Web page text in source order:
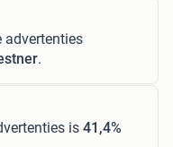
advertenties
.
is 41,4%